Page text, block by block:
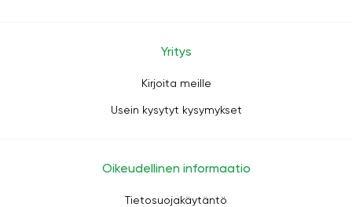
Yritys
Kirjoita meille
Usein kysytyt kysymykset
Oikeudellinen informaatio
Tietosuojakäytäntö